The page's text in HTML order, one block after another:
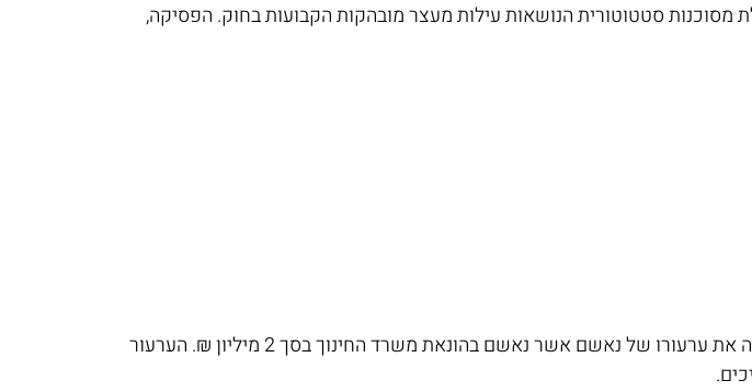
מסוכנות סטטוטורית הנושאות עילות מעצר מובהקות הקבועות בחוק. הפסיקה,
בבש"פ 55712/12 כבוד השופט הנדל נתן גושפנקא להלכת רוסלן בש"פ 5431/98 ודוחה את ערעורו של נאשם אשר נאשם בהונאת משרד החינוך בסך 2 מיליון ₪. הערעור